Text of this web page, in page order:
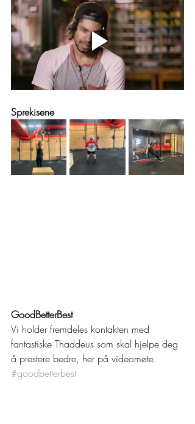
Sprekisene
GoodBetterBest
Vi holder fremdeles kontakten med
fantastiske Thaddeus som skal hjelpe deg
å prestere bedre, her på videomøte
#goodbetterbest